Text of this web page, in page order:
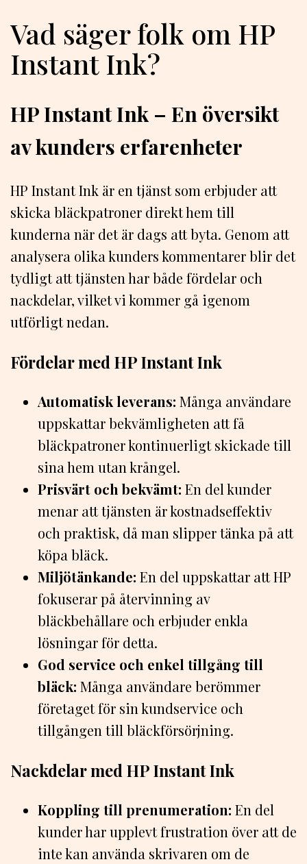
Vad säger folk om HP
Instant Ink?
HP Instant Ink – En översikt
av kunders erfarenheter
HP Instant Ink är en tjänst som erbjuder att
skicka bläckpatroner direkt hem till
kunderna när det är dags att byta. Genom att
analysera olika kunders kommentarer blir det
tydligt att tjänsten har både fördelar och
nackdelar, vilket vi kommer gå igenom
utförligt nedan.
Fördelar med HP Instant Ink
Automatisk leverans: Många användare
uppskattar bekvämligheten att få
bläckpatroner kontinuerligt skickade till
sina hem utan krångel.
Prisvärt och bekvämt: En del kunder
menar att tjänsten är kostnadseffektiv
och praktisk, då man slipper tänka på att
köpa bläck.
Miljötänkande: En del uppskattar att HP
fokuserar på återvinning av
bläckbehållare och erbjuder enkla
lösningar för detta.
God service och enkel tillgång till
bläck: Många användare berömmer
företaget för sin kundservice och
tillgången till bläckförsörjning.
Nackdelar med HP Instant Ink
Koppling till prenumeration: En del
kunder har upplevt frustration över att de
inte kan använda skrivaren om de